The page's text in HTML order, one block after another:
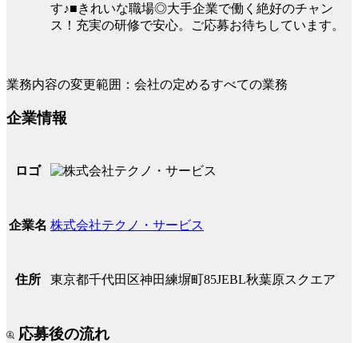
す♪■きれいな職場◎大手企業で働く絶好のチャン
ス！充実の研修で安心。ご応募お待ちしています。
業務内容の変更範囲：会社の定めるすべての業務
企業情報
ロゴ
企業名 株式会社テクノ・サービス
住所 東京都千代田区神田練塀町85JEBL秋葉原スクエア
応募後の流れ